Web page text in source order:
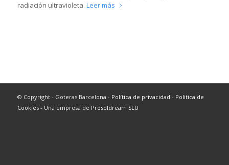
radiación ultravioleta. Leer más
© Copyright - Goteras Barcelona - Política de privacidad - Politica de
Cookies- Una empresa de Prosoldream SLU